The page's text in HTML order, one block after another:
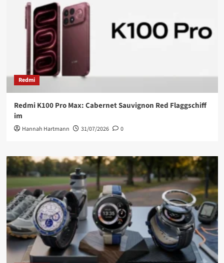
Redmi
Redmi K100 Pro Max: Cabernet Sauvignon Red Flaggschiff
im
Hannah Hartmann 31/07/2026 0